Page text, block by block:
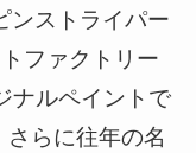
ンストライパー
ファクトリー
ナルペイントで
らに往年の名